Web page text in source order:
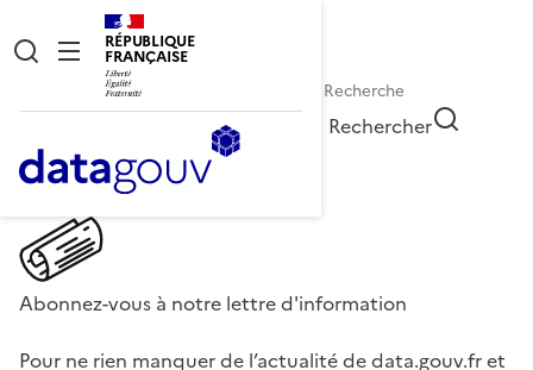
RÉPUBLIQUE
FRANÇAISE
Rechercher
Abonnez-vous à notre lettre d'information
Pour ne rien manquer de l’actualité de data.gouv.fr et